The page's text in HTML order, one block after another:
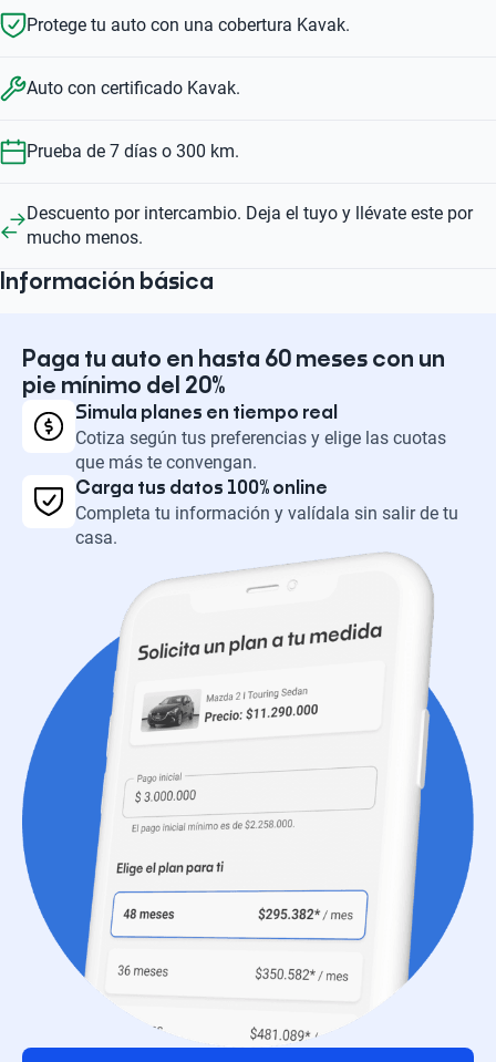
Protege tu auto con una cobertura Kavak.
Auto con certificado Kavak.
Prueba de 7 días o 300 km.
Descuento por intercambio. Deja el tuyo y llévate este por
mucho menos.
Información básica
Paga tu auto en hasta 60 meses con un
pie mínimo del 20%
Simula planes en tiempo real
Cotiza según tus preferencias y elige las cuotas
que más te convengan.
Carga tus datos 100% online
Completa tu información y valídala sin salir de tu
casa.